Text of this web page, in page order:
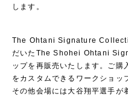
します。
The Ohtani Signature
だいたThe Shohei Ohtani
ップを再販売いたします。ご購
をカスタムできるワークショ
その他会場には大谷翔平選手が